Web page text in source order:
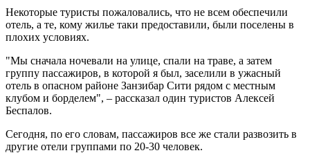
Некоторые туристы пожаловались, что не всем обеспечили
отель, а те, кому жилье таки предоставили, были поселены в
плохих условиях.
"Мы сначала ночевали на улице, спали на траве, а затем
группу пассажиров, в которой я был, заселили в ужасный
отель в опасном районе Занзибар Сити рядом с местным
клубом и борделем", – рассказал один туристов Алексей
Беспалов.
Сегодня, по его словам, пассажиров все же стали развозить в
другие отели группами по 20-30 человек.